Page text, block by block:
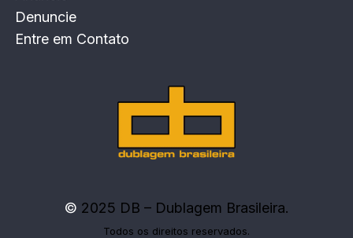
Denuncie
Entre em Contato
© 2025 DB – Dublagem Brasileira.
Todos os direitos reservados.